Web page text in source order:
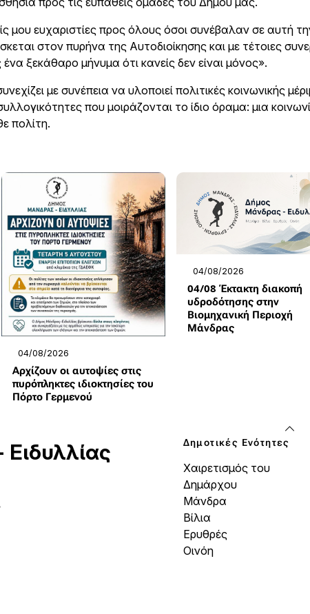
μου ευχαριστίες προς όλους όσοι συνέβαλαν σε αυτή
στον πυρήνα της Αυτοδιοίκησης και με τέτοιες
ξεκάθαρο μήνυμα ότι κανείς δεν είναι μόνος».
με συνέπεια να υλοποιεί πολιτικές κοινωνικής
που μοιράζονται το ίδιο όραμα: μια
πολίτη.
04/08/2026
Αρχίζουν οι αυτοψίες στις
πυρόπληκτες ιδιοκτησίες του
Πόρτο Γερμενού
04/08/2026
04/08 Έκτακτη διακοπή
υδροδότησης στην
Βιομηχανική Περιοχή
Μάνδρας
Δημοτικές Ενότητες
Χαιρετισμός του
Δημάρχου
Μάνδρα
Βίλια
Ερυθρές
Οινόη